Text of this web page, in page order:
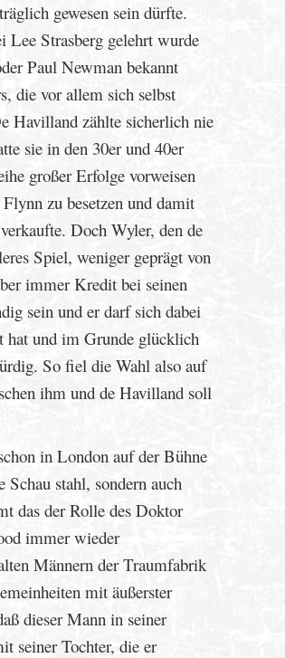
gewesen sein dürfte.
Strasberg gelehrt wurde
Paul Newman bekannt
die vor allem sich selbst
Havilland zählte sicherlich nie
sie in den 30er und 40er
großer Erfolge vorweisen
zu besetzen und damit
Doch Wyler, den de
Spiel, weniger geprägt von
immer Kredit bei seinen
sein und er darf sich dabei
hat und im Grunde glücklich
So fiel die Wahl also auf
ihm und de Havilland soll
in London auf der Bühne
stahl, sondern auch
das der Rolle des Doktor
immer wieder
Männern der Traumfabrik
mit äußerster
dieser Mann in seiner
seiner Tochter, die er